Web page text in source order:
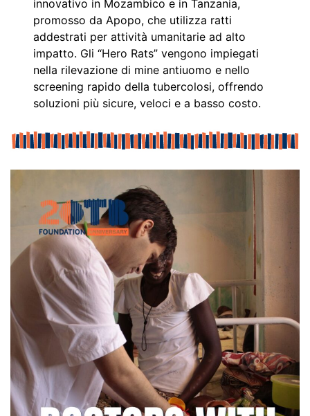
innovativo in Mozambico e in Tanzania,
promosso da Apopo, che utilizza ratti
addestrati per attività umanitarie ad alto
impatto. Gli “Hero Rats” vengono impiegati
nella rilevazione di mine antiuomo e nello
screening rapido della tubercolosi, offrendo
soluzioni più sicure, veloci e a basso costo.